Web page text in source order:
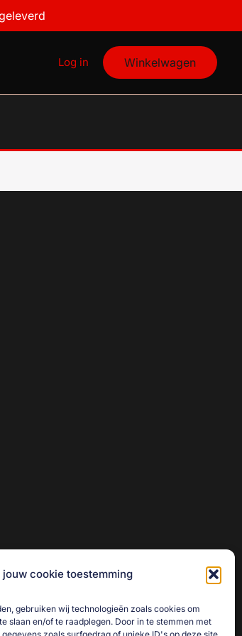
jouw cookie toestemming
gebruiken wij technologieën zoals cookies om
slaan en/of te raadplegen. Door in te stemmen met
Log in Winkelwagen